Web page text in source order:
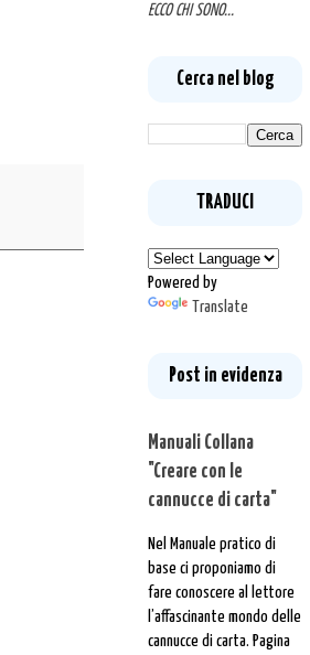
ECCO CHI SONO...
Cerca nel blog
TRADUCI
Powered by
Translate
Post in evidenza
Manuali Collana
"Creare con le
cannucce di carta"
Nel Manuale pratico di
base ci proponiamo di
fare conoscere al lettore
l’affascinante mondo delle
cannucce di carta. Pagina